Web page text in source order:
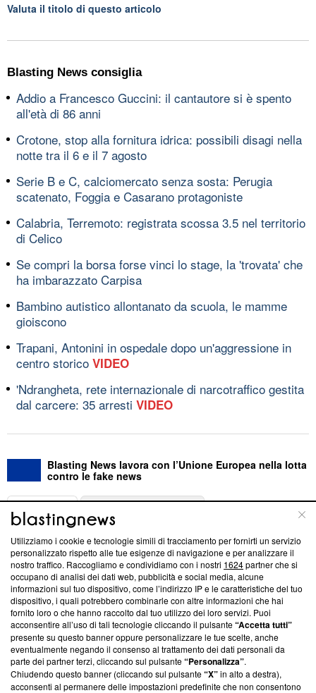
Valuta il titolo di questo articolo
Blasting News consiglia
Addio a Francesco Guccini: il cantautore si è spento
all'età di 86 anni
Crotone, stop alla fornitura idrica: possibili disagi nella
notte tra il 6 e il 7 agosto
Serie B e C, calciomercato senza sosta: Perugia
scatenato, Foggia e Casarano protagoniste
Calabria, Terremoto: registrata scossa 3.5 nel territorio
di Celico
Se compri la borsa forse vinci lo stage, la 'trovata' che
ha imbarazzato Carpisa
Bambino autistico allontanato da scuola, le mamme
gioiscono
Trapani, Antonini in ospedale dopo un'aggressione in
centro storico VIDEO
'Ndrangheta, rete internazionale di narcotraffico gestita
dal carcere: 35 arresti VIDEO
Blasting News lavora con l’Unione Europea nella lotta
contro le fake news
ABOUT
Questa sezione offre informazioni trasparenti su Blasting
News, sui nostri processi editoriali e su come ci impegniamo a
creare news di qualità. Inoltre, afferma la nostra aderenza a
‘Trust Project - News with Integrity’Blasting News non è
ancora membro del programma, ma ha richiesto di farne
parte; Trust Project non ha ancora effettuato una verifica di
conformità agli standard.
Su di noi
Team editoriale
Utilizziamo i cookie e tecnologie simili di tracciamento per fornirti un servizio
personalizzato rispetto alle tue esigenze di navigazione e per analizzare il
nostro traffico. Raccogliamo e condividiamo con i nostri 1624partner che si
occupano di analisi dei dati web, pubblicità e social media, alcune
informazioni sul tuo dispositivo, come l’indirizzo IP e le caratteristiche del tuo
dispositivo, i quali potrebbero combinarle con altre informazioni che hai
fornito loro o che hanno raccolto dal tuo utilizzo dei loro servizi. Puoi
acconsentire all’uso di tali tecnologie cliccando il pulsante“Accetta tutti”
presente su questo banner oppure personalizzare le tue scelte, anche
eventualmente negando il consenso al trattamento dei dati personali da
parte dei partner terzi, cliccando sul pulsante“Personalizza”.
Chiudendo questo banner (cliccando sul pulsante“X”in alto a destra),
acconsenti al permanere delle impostazioni predefinite che non consentono